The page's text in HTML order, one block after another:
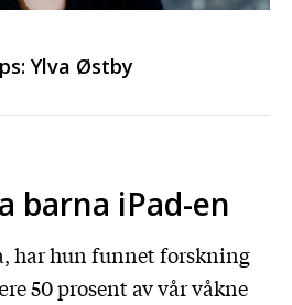
Ylva Østby
barna iPad-en
har hun funnet forskning
50 prosent av vår våkne